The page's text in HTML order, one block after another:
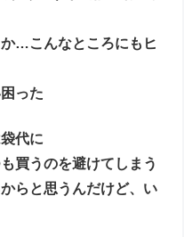
…こんなところにもヒ
った
代に
買うのを避けてしまう
らと思うんだけど、い